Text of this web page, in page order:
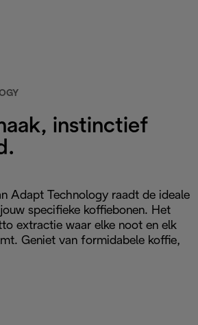
instinctief
Adapt Technology raadt de ideale
specifieke koffiebonen. Het
extractie waar elke noot en elk
Geniet van formidabele koffie,